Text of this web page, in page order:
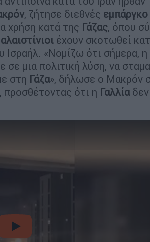
, ζήτησε διεθνές
χρήση κατά της Γάζας, όπου
έχουν σκοτωθεί
Ισραήλ. «Νομίζω ότι σήμερα, η
σε μια πολιτική λύση, να
στη Γάζα», δήλωσε ο Μακρόν
, προσθέτοντας ότι η Γαλλίαδεν
video